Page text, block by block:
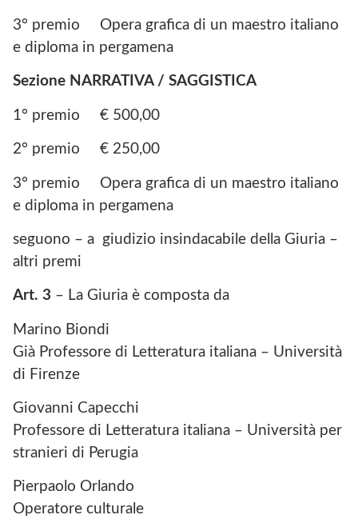
3° premio Opera grafica di un maestro italiano
e diploma in pergamena
Sezione NARRATIVA / SAGGISTICA
1° premio € 500,00
2° premio € 250,00
3° premio Opera grafica di un maestro italiano
e diploma in pergamena
seguono – a giudizio insindacabile della Giuria –
altri premi
Art. 3 – La Giuria è composta da
Marino Biondi
Già Professore di Letteratura italiana – Università
di Firenze
Giovanni Capecchi
Professore di Letteratura italiana – Università per
stranieri di Perugia
Pierpaolo Orlando
Operatore culturale